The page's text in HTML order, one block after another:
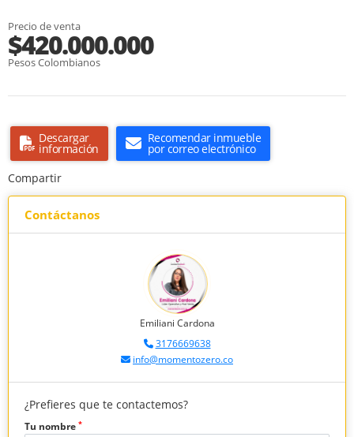
Precio de venta
$420.000.000
Pesos Colombianos
Descargar
información
Recomendar inmueble
por correo electrónico
Compartir
Contáctanos
Emiliani Cardona
3176669638
info@momentozero.co
¿Prefieres que te contactemos?
Tu nombre *